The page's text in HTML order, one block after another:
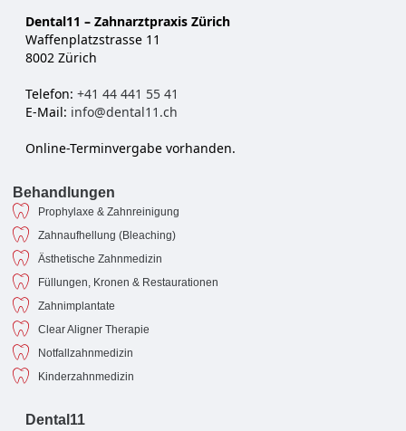
Dental11 – Zahnarztpraxis Zürich
Waffenplatzstrasse 11
8002 Zürich
Telefon: +41 44 441 55 41
E-Mail: info@dental11.ch
Online-Terminvergabe vorhanden.
Behandlungen
Prophylaxe & Zahnreinigung
Zahnaufhellung (Bleaching)
Ästhetische Zahnmedizin
Füllungen, Kronen & Restaurationen
Zahnimplantate
Clear Aligner Therapie
Notfallzahnmedizin
Kinderzahnmedizin
Dental11